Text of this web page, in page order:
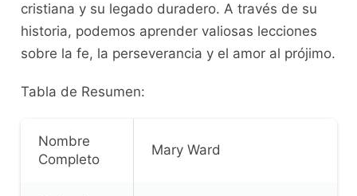
cristiana y su legado duradero. A través de su
historia, podemos aprender valiosas lecciones
sobre la fe, la perseverancia y el amor al prójimo.
Tabla de Resumen:
Nombre
Completo
Mary Ward